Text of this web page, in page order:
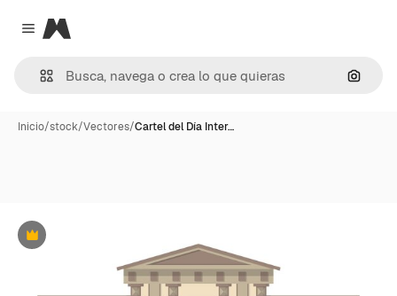
Close menu
Magnific
Inicio/stock/Vectores/Cartel del Día Inter…
Premium